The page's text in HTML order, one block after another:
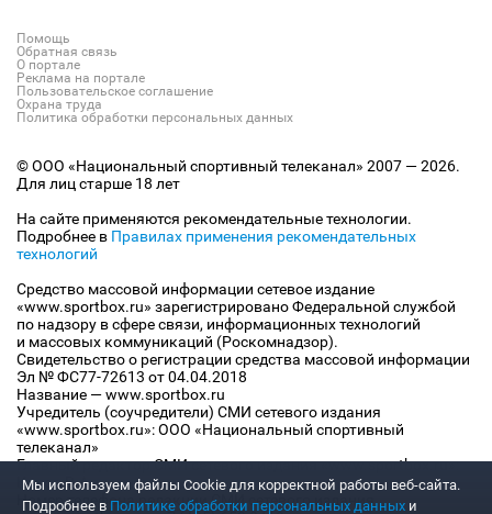
Помощь
Обратная связь
О портале
Реклама на портале
Пользовательское соглашение
Охрана труда
Политика обработки персональных данных
© ООО «Национальный спортивный телеканал» 2007 — 2026.
Для лиц старше 18 лет
На сайте применяются рекомендательные технологии.
Подробнее в Правилах применения рекомендательных
технологий
Средство массовой информации сетевое издание
«www.sportbox.ru» зарегистрировано Федеральной службой
по надзору в сфере связи, информационных технологий
и массовых коммуникаций (Роскомнадзор).
Свидетельство о регистрации средства массовой информации
Эл № ФС77-72613 от 04.04.2018
Название — www.sportbox.ru
Учредитель (соучредители) СМИ сетевого издания
«www.sportbox.ru»: ООО «Национальный спортивный
телеканал»
Главный редактор СМИ сетевого издания «www.sportbox.ru»:
Конов В.А.
Номер телефона редакции СМИ сетевого издания
Мы используем файлы Сookie для корректной работы веб-сайта.
Подробнее в Политике обработки персональных данных и